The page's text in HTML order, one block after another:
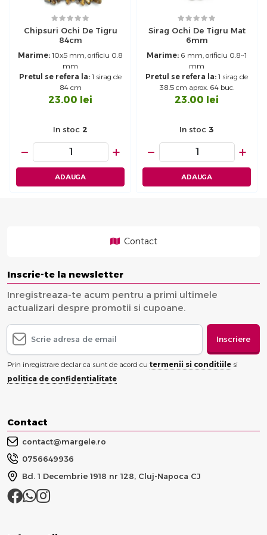
Chipsuri Ochi De Tigru
84cm
Marime: 10x5 mm, orificiu 0.8
mm
Pretul se refera la: 1 sirag de
84 cm
23.00 lei
In stoc 2
− +
ADAUGA
Sirag Ochi De Tigru Mat
6mm
Marime: 6 mm, orificiu 0.8~1
mm
Pretul se refera la: 1 sirag de
38.5 cm aprox. 64 buc.
23.00 lei
In stoc 3
− +
ADAUGA
Contact
Inscrie-te la newsletter
Inregistreaza-te acum pentru a primi ultimele
actualizari despre promotii si cupoane.
Inscriere
Prin inregistrare declar ca sunt de acord cu termenii si conditiile si
politica de confidentialitate
Contact
contact@margele.ro
0756649936
Bd. 1 Decembrie 1918 nr 128, Cluj-Napoca CJ